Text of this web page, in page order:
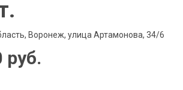
Воронеж, улица Артамонова, 34/6
руб.